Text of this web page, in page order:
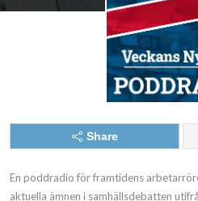
Share
En poddradio för framtidens
aktuella ämnen i samhällsdebatten